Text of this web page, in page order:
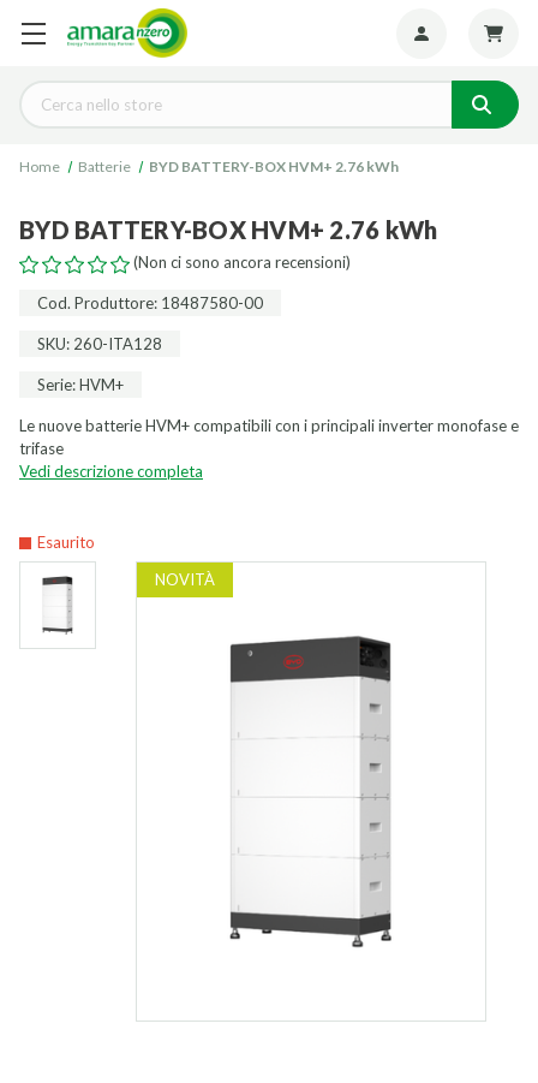
Cerca
Home Batterie BYD BATTERY-BOX HVM+ 2.76 kWh
NOVITÀ
BYD BATTERY-BOX HVM+ 2.76 kWh
(Non ci sono ancora recensioni)
Cod. Produttore: 18487580-00
SKU: 260-ITA128
Serie: HVM+
Le nuove batterie HVM+ compatibili con i principali inverter monofase e
trifase
Vedi descrizione completa
Esaurito